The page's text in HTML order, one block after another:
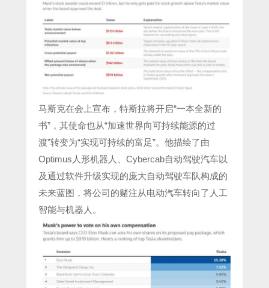
马斯克在会上宣布，特斯拉将开启“一本全新的
书”，其使命也从“加速世界向可持续能源的过
渡”转变为“实现可持续的富足”。他描绘了由
Optimus人形机器人、Cybercab自动驾驶汽车以
及通过软件升级实现的庞大自动驾驶车队构成的
未来蓝图，将公司的赌注从电动汽车转向了人工
智能与机器人。